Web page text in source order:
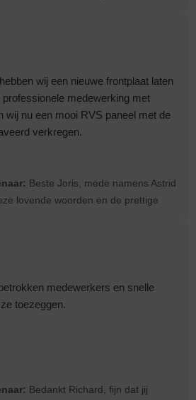
Ik ben er heel blij mee.
wij een nieuwe frontplaat laten
medewerking met
wij nu een mooi RVS paneel met de
verkregen.
Beste Joris, mede namens Astrid
lovende woorden en de prettige
medewerkers en snelle
toezeggen.
Bedankt Richard, fijn dat jij